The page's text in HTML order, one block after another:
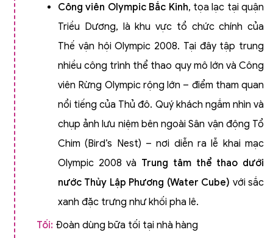
Công viên Olympic Bắc Kinh, tọa lạc tại quận
Triều Dương, là khu vực tổ chức chính của
Thế vận hội Olympic 2008. Tại đây tập trung
nhiều công trình thể thao quy mô lớn và Công
viên Rừng Olympic rộng lớn – điểm tham quan
nổi tiếng của Thủ đô. Quý khách ngắm nhìn và
chụp ảnh lưu niệm bên ngoài Sân vận động Tổ
Chim (Bird’s Nest) – nơi diễn ra lễ khai mạc
Olympic 2008 và Trung tâm thể thao dưới
nước Thủy Lập Phương (Water Cube) với sắc
xanh đặc trưng như khối pha lê.
Tối: Đoàn dùng bữa tối tại nhà hàng